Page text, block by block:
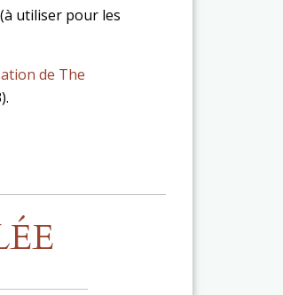
(à utiliser pour les
de The